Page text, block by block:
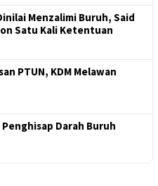
Menzalimi Buruh, Said
Satu Kali Ketentuan
PTUN, KDM Melawan
Darah Buruh